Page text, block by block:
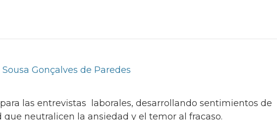
Gonçalves de Paredes
las entrevistas laborales, desarrollando sentimientos de
neutralicen la ansiedad y el temor al fracaso.